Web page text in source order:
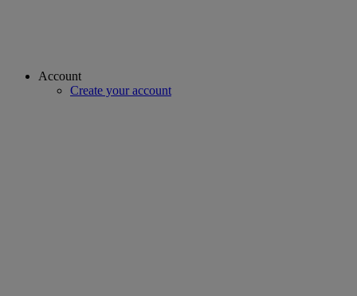
Account
Create your account